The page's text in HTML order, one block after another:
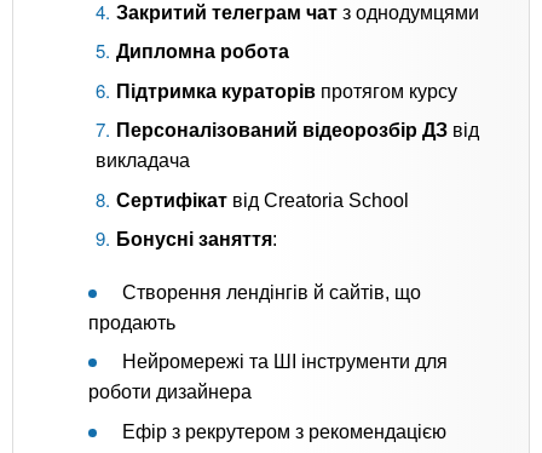
Закритий телеграм чатз однодумцями
Дипломна робота
Підтримка кураторівпротягом курсу
Персоналізований відеорозбір ДЗвід
викладача
Сертифікатвід Creatoria School
Бонусні заняття:
Створення лендінгів й сайтів, що
продають
Нейромережі та ШІ інструменти для
роботи дизайнера
Ефір з рекрутером з рекомендацією